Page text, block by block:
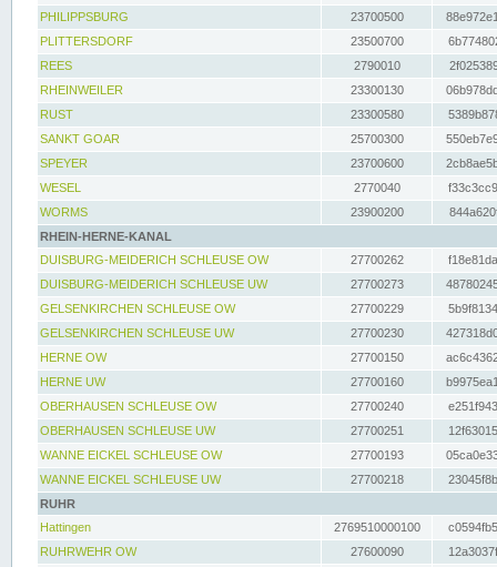
PHILIPPSBURG
23700500
PLITTERSDORF
23500700
REES
2790010
RHEINWEILER
23300130
RUST
23300580
SANKT GOAR
25700300
SPEYER
23700600
WESEL
2770040
WORMS
23900200
RHEIN-HERNE-KANAL
DUISBURG-MEIDERICH SCHLEUSE OW
27700262
DUISBURG-MEIDERICH SCHLEUSE UW
27700273
GELSENKIRCHEN SCHLEUSE OW
27700229
GELSENKIRCHEN SCHLEUSE UW
27700230
HERNE OW
27700150
HERNE UW
27700160
OBERHAUSEN SCHLEUSE OW
27700240
OBERHAUSEN SCHLEUSE UW
27700251
WANNE EICKEL SCHLEUSE OW
27700193
WANNE EICKEL SCHLEUSE UW
27700218
RUHR
Hattingen
2769510000100
RUHRWEHR OW
27600090